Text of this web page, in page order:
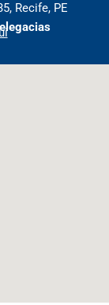
Recife, PE